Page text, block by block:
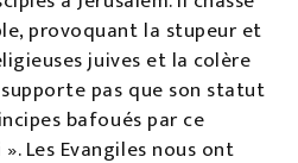
provoquant la stupeur et
juives et la colère
pas que son statut
bafoués par ce
Les Evangiles nous ont